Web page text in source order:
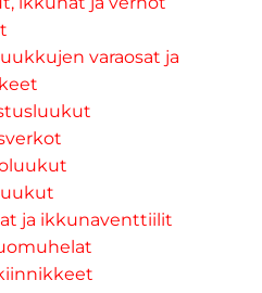
varaosat ja
ja ikkunaventtiilit